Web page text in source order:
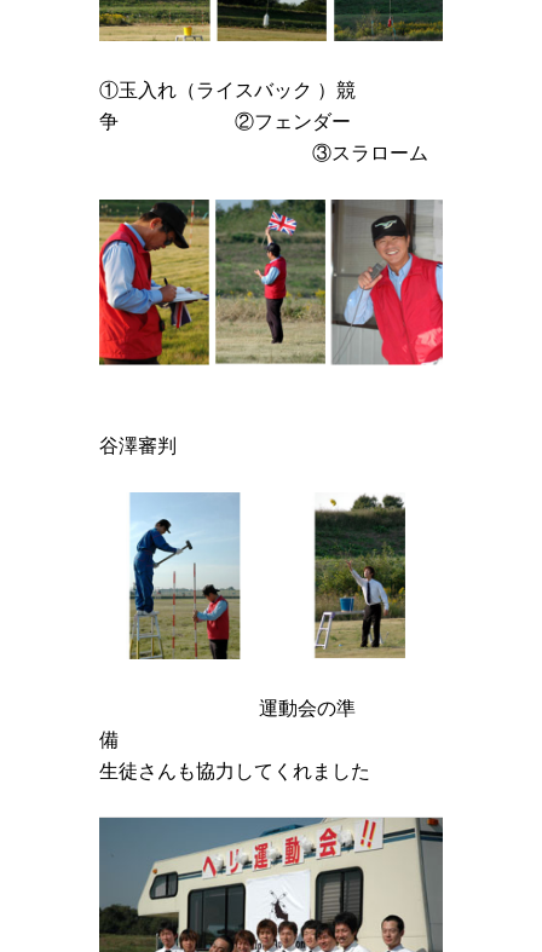
①玉入れ（ライスバック ）競
争 ②フェンダー
③スラローム
谷澤審判
運動会の準
備
生徒さんも協力してくれました